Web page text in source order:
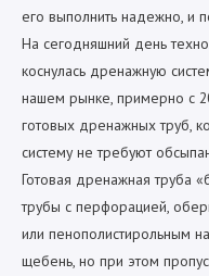
его выполнить надежно, и
На сегодняшний день
коснулась дренажную
нашем рынке, примерно с
готовых дренажных труб,
систему не требуют
Готовая дренажная труба
трубы с перфорацией,
или пенополистирольным
щебень, но при этом